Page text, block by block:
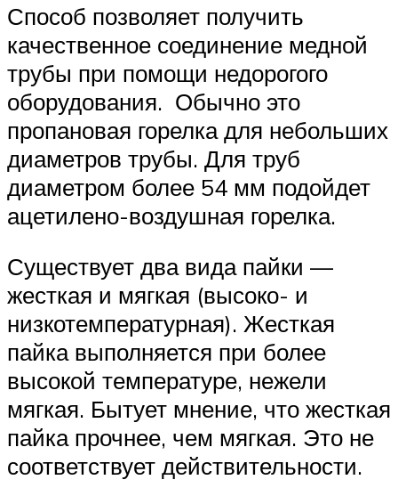
Способ позволяет получить
качественное соединение медной
трубы при помощи недорогого
оборудования. Обычно это
пропановая горелка для небольших
диаметров трубы. Для труб
диаметром более 54 мм подойдет
ацетилено-воздушная горелка.
Существует два вида пайки —
жесткая и мягкая (высоко- и
низкотемпературная). Жесткая
пайка выполняется при более
высокой температуре, нежели
мягкая. Бытует мнение, что жесткая
пайка прочнее, чем мягкая. Это не
соответствует действительности.